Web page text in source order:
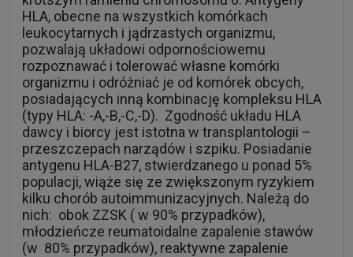
HLA, obecne na wszystkich komórkach
leukocytarnych i jądrzastych organizmu,
pozwalają układowi odpornościowemu
rozpoznawać i tolerować własne komórki
organizmu i odróżniać je od komórek obcych,
posiadających inną kombinację kompleksu HLA
(typy HLA: -A,-B,-C,-D). Zgodność układu HLA
dawcy i biorcy jest istotna w transplantologii –
przeszczepach narządów i szpiku. Posiadanie
antygenu HLA-B27, stwierdzanego u ponad 5%
populacji, wiąże się ze zwiększonym ryzykiem
kilku chorób autoimmunizacyjnych. Należą do
nich: obok ZZSK ( w 90% przypadków),
młodzieńcze reumatoidalne zapalenie stawów
(w 80% przypadków), reaktywne zapalenie